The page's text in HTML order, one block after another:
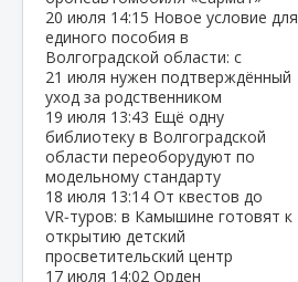
20 июля 14:15 Новое условие для
единого пособия в
Волгоградской области: с
21 июля нужен подтверждённый
уход за родственником
19 июля 13:43 Ещё одну
библиотеку в Волгоградской
области переоборудуют по
модельному стандарту
18 июля 13:14 От квестов до
VR‑туров: в Камышине готовят к
открытию детский
просветительский центр
17 июля 14:02 Орден